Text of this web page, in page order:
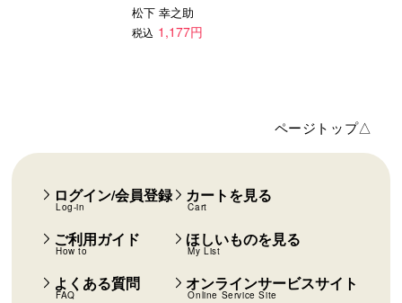
松下 幸之助
税込 1,177円
ページトップ△
ログイン/会員登録
Log-in
カートを見る
Cart
ご利用ガイド
How to
ほしいものを見る
My List
よくある質問
FAQ
オンラインサービスサイト
Online Service Site